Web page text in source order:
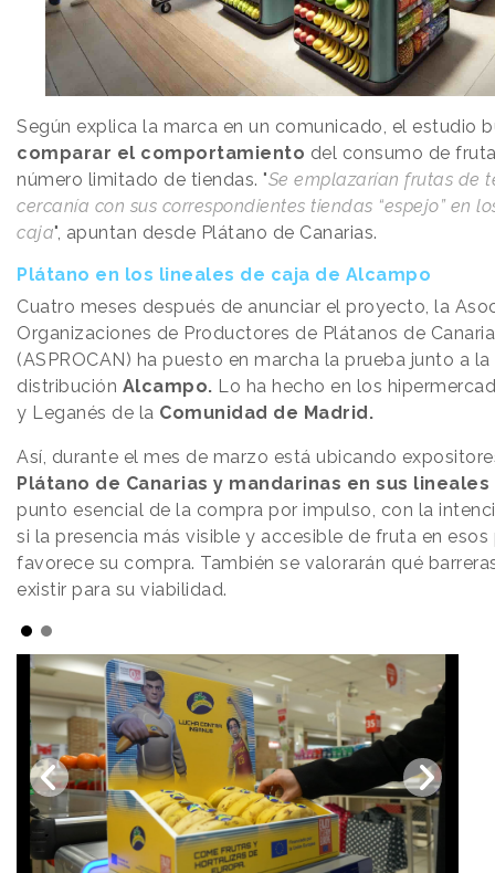
Según explica la marca en un comunicado, el estudio
comparar el comportamiento del consumo de
número limitado de tiendas. "Se emplazarían frutas de
cercanía con sus correspondientes tiendas “espejo” en
caja", apuntan desde Plátano de Canarias.
Plátano en los lineales de caja de Alcampo
Cuatro meses después de anunciar el proyecto, la
Organizaciones de Productores de Plátanos de
(ASPROCAN) ha puesto en marcha la prueba junto a
distribución Alcampo. Lo ha hecho en los
y Leganés de la Comunidad de Madrid.
Así, durante el mes de marzo está ubicando
Plátano de Canarias y mandarinas en sus lineales
punto esencial de la compra por impulso, con la
si la presencia más visible y accesible de fruta en esos
favorece su compra. También se valorarán qué
existir para su viabilidad.